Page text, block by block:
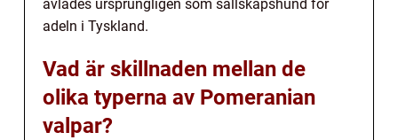
avlades ursprungligen som sällskapshund för
adeln i Tyskland.
Vad är skillnaden mellan de
olika typerna av Pomeranian
valpar?